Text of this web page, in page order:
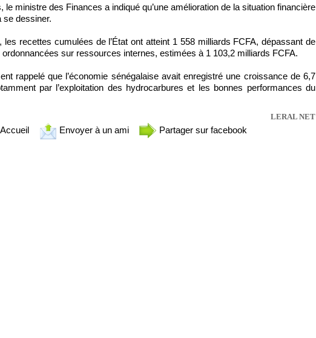
le ministre des Finances a indiqué qu’une amélioration de la situation financière
se dessiner.
les recettes cumulées de l’État ont atteint 1 558 milliards FCFA, dépassant de
sur ressources internes, estimées à 1 103,2 milliards FCFA.
rappelé que l’économie sénégalaise avait enregistré une croissance de 6,7
par l’exploitation des hydrocarbures et les bonnes performances du
LERAL NET
Accueil Envoyer à un ami Partager sur facebook